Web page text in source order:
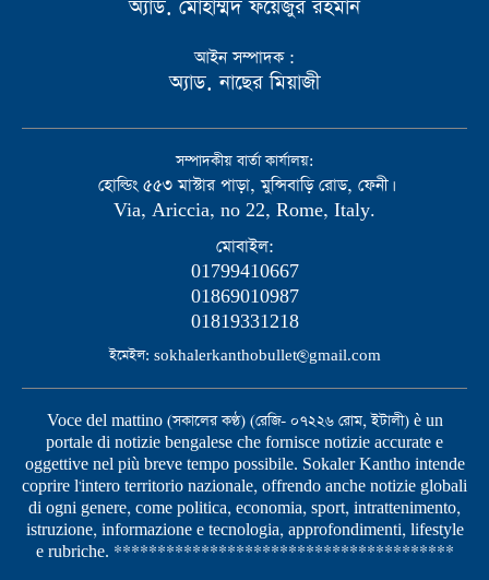
অ্যাড. মোহাম্মদ ফয়েজুর রহমান
আইন সম্পাদক :
অ্যাড. নাছের মিয়াজী
সম্পাদকীয় বার্তা কার্যালয়:
হোল্ডিং ৫৫৩ মাস্টার পাড়া, মুন্সিবাড়ি রোড, ফেনী।
Via, Ariccia, no 22, Rome, Italy.
মোবাইল:
01799410667
01869010987
01819331218
ইমেইল: sokhalerkanthobullet@gmail.com
Voce del mattino (সকালের কণ্ঠ) (রেজি- ০৭২২৬ রোম, ইটালী) è un
portale di notizie bengalese che fornisce notizie accurate e
oggettive nel più breve tempo possibile. Sokaler Kantho intende
coprire l'intero territorio nazionale, offrendo anche notizie globali
di ogni genere, come politica, economia, sport, intrattenimento,
istruzione, informazione e tecnologia, approfondimenti, lifestyle
e rubriche. ***************************************